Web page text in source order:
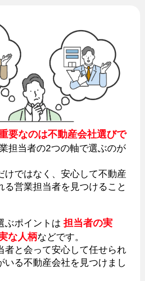
要なのは不動産会社選びで
担当者の2つの軸で選ぶのが
けではなく、安心して不動産
る営業担当者を見つけること
ぶポイントは 担当者の実
な人柄などです。
者と会って安心して任せられ
いる不動産会社を見つけまし